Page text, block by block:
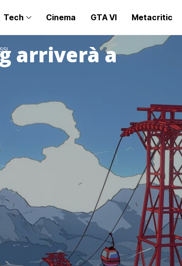
Tech Cinema GTA VI Metacritic
arriverà a